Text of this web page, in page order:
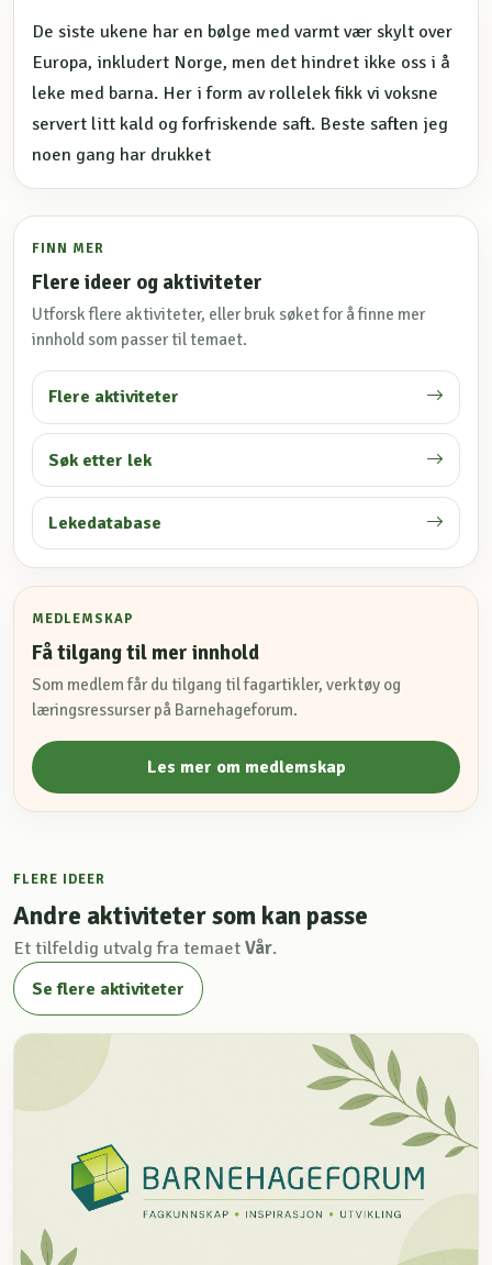
De siste ukene har en bølge med varmt vær skylt over
Europa, inkludert Norge, men det hindret ikke oss i å
leke med barna. Her i form av rollelek fikk vi voksne
servert litt kald og forfriskende saft. Beste saften jeg
noen gang har drukket
FINN MER
Flere ideer og aktiviteter
Utforsk flere aktiviteter, eller bruk søket for å finne mer
innhold som passer til temaet.
Flere aktiviteter
Søk etter lek
Lekedatabase
MEDLEMSKAP
Få tilgang til mer innhold
Som medlem får du tilgang til fagartikler, verktøy og
læringsressurser på Barnehageforum.
Les mer om medlemskap
FLERE IDEER
Andre aktiviteter som kan passe
Et tilfeldig utvalg fra temaet Vår.
Se flere aktiviteter